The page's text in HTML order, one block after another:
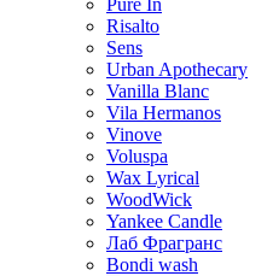
Pure In
Risalto
Sens
Urban Apothecary
Vanilla Blanc
Vila Hermanos
Vinove
Voluspa
Wax Lyrical
WoodWick
Yankee Candle
Лаб Фрагранс
Bondi wash